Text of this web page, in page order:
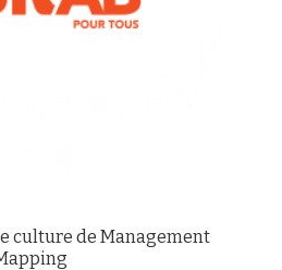
culture de Management